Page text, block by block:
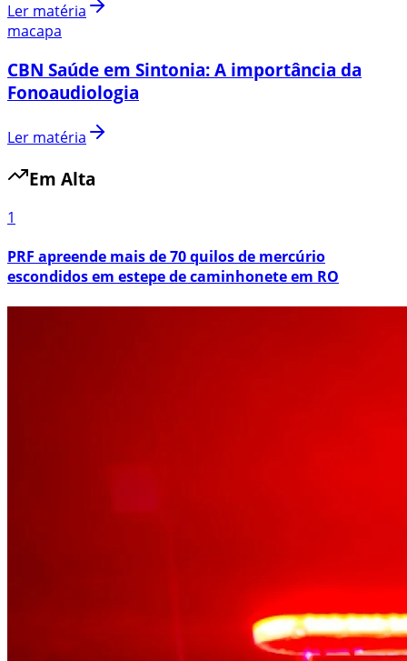
Ler matéria
macapa
CBN Saúde em Sintonia: A importância da
Fonoaudiologia
Ler matéria
Em Alta
1
PRF apreende mais de 70 quilos de mercúrio
escondidos em estepe de caminhonete em RO